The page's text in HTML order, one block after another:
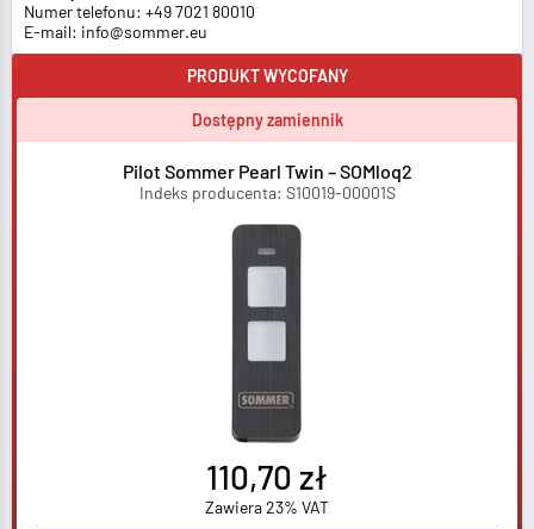
Numer telefonu: +49 7021 80010
E-mail: info@sommer.eu
PRODUKT WYCOFANY
Dostępny zamiennik
Pilot Sommer Pearl Twin – SOMloq2
Indeks producenta: S10019-00001S
110,70 zł
Zawiera 23% VAT